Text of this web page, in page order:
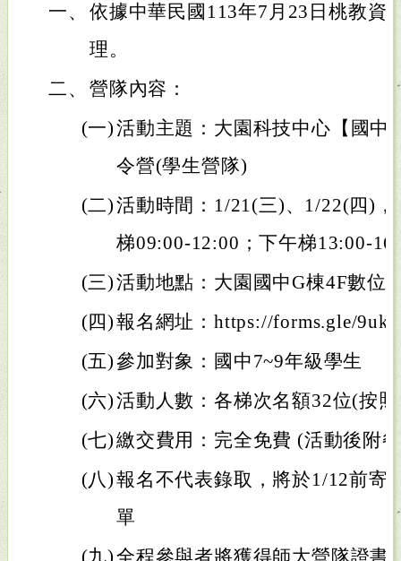
一、 依據中華民國113年7月23日桃教資
理。
二、 營隊內容：
(一)活動主題：大園科技中心【國中
令營(學生營隊)
(二)活動時間：1/21(三)、1/22(四)
梯09:00-12:00；下午梯13:00-
(三)活動地點：大園國中G棟4F數位
(四)報名網址：https://forms.gle/
(五)參加對象：國中7~9年級學生
(六)活動人數：各梯次名額32位(按
(七)繳交費用：完全免費 (活動後附
(八)報名不代表錄取，將於1/12前寄
單
(九)全程參與者將獲得師大營隊證書